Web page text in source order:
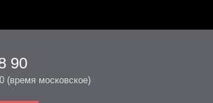
90
(время московское)